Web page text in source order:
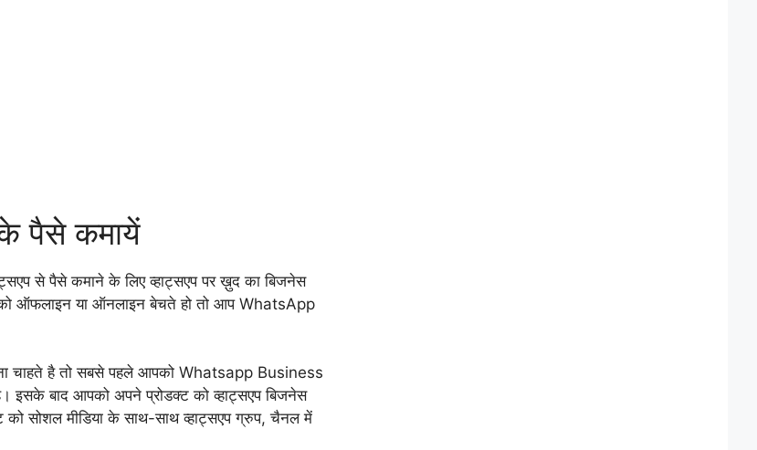
पैसे कमायें
से पैसे कमाने के लिए व्हाट्सएप पर ख़ुद का बिजनेस
ऑफलाइन या ऑनलाइन बेचते हो तो आप WhatsApp
चाहते है तो सबसे पहले आपको Whatsapp Business
बाद आपको अपने प्रोडक्ट को व्हाट्सएप बिजनेस
सोशल मीडिया के साथ-साथ व्हाट्सएप ग्रुप, चैनल में